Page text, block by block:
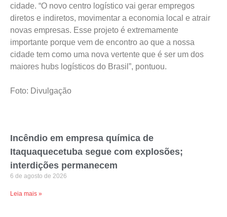
cidade. “O novo centro logístico vai gerar empregos
diretos e indiretos, movimentar a economia local e atrair
novas empresas. Esse projeto é extremamente
importante porque vem de encontro ao que a nossa
cidade tem como uma nova vertente que é ser um dos
maiores hubs logísticos do Brasil”, pontuou.
Foto: Divulgação
Incêndio em empresa química de
Itaquaquecetuba segue com explosões;
interdições permanecem
6 de agosto de 2026
Leia mais »